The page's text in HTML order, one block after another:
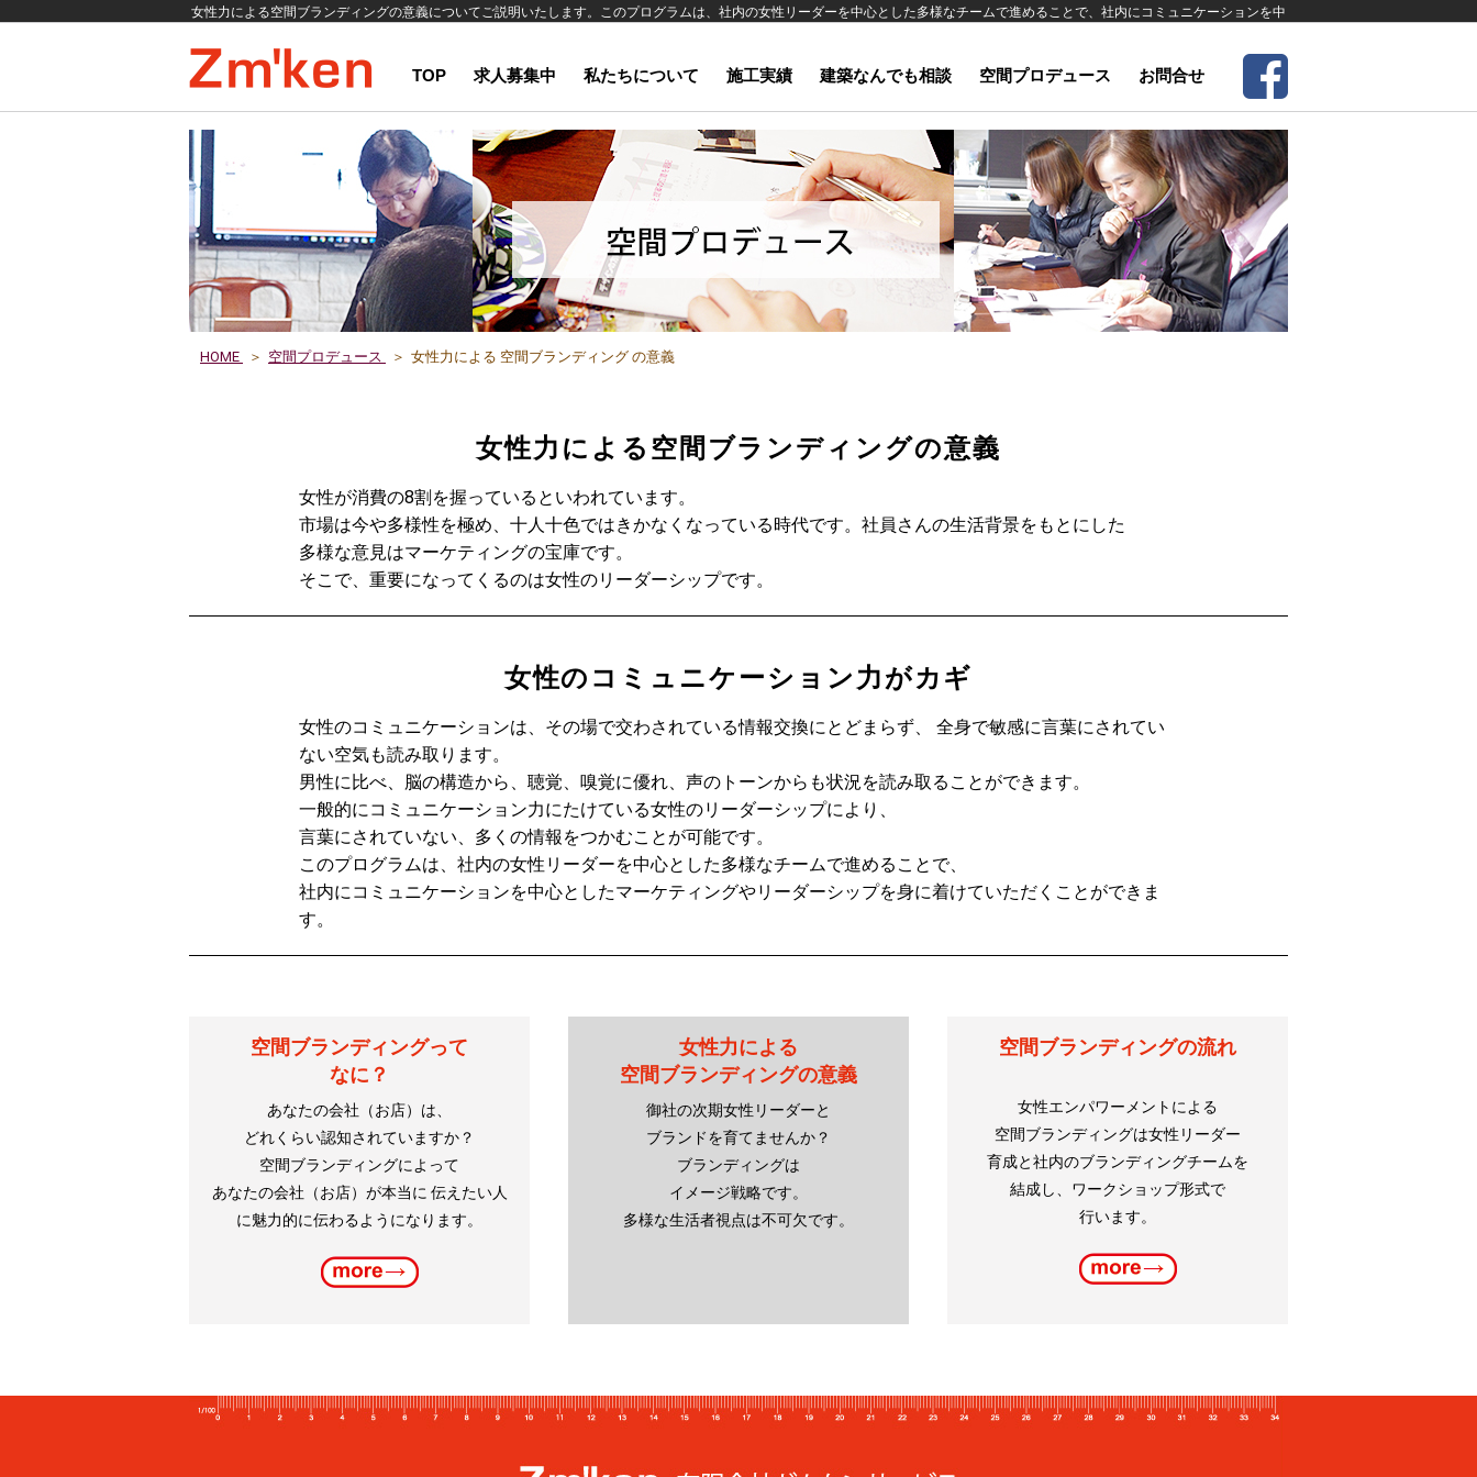
女性力による空間ブランディングの意義についてご説明いたします。このプログラムは、社内の女性リーダーを中心とした多様なチームで進めることで、社内にコミュニケーションを中
TOP 求人募集中 私たちについて 施工実績 建築なんでも相談 空間プロデュース お問合せ
HOME 空間プロデュース 女性力による 空間ブランディング の意義
女性力による 空間ブランディングの意義
女性が消費の8割を握っているといわれています。
市場は今や多様性を極め、十人十色ではきかなくなっている時代です。社員さんの生活背景をもとにした
多様な意見はマーケティングの宝庫です。
そこで、重要になってくるのは女性のリーダーシップです。
女性のコミュニケーション力がカギ
女性のコミュニケーションは、その場で交わされている情報交換にとどまらず、 全身で敏感に言葉にされてい
ない空気も読み取ります。
男性に比べ、脳の構造から、聴覚、嗅覚に優れ、声のトーンからも状況を読み取ることができます。
一般的にコミュニケーション力にたけている女性のリーダーシップにより、
言葉にされていない、多くの情報をつかむことが可能です。
このプログラムは、社内の女性リーダーを中心とした多様なチームで進めることで、
社内にコミュニケーションを中心としたマーケティングやリーダーシップを身に着けていただくことができま
す。
空間ブランディングって
なに？
あなたの会社（お店）は、
どれくらい認知されていますか？
空間ブランディングによって
あなたの会社（お店）が本当に 伝えたい人
に魅力的に伝わるようになります。
女性力による
空間ブランディングの意義
御社の次期女性リーダーと
ブランドを育てませんか？
ブランディングは
イメージ戦略です。
多様な生活者視点は不可欠です。
空間ブランディングの流れ
女性エンパワーメントによる
空間ブランディングは女性リーダー
育成と社内のブランディングチームを
結成し、ワークショップ形式で
行います。